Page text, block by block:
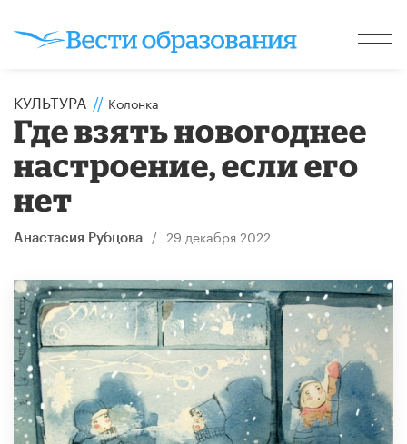
КУЛЬТУРА // Колонка
Где взять новогоднее
настроение, если его
нет
Анастасия Рубцова / 29 декабря 2022